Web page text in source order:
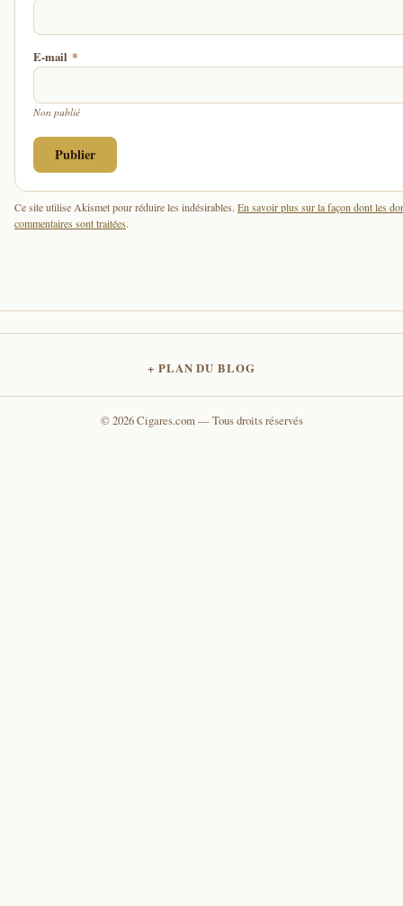
E-mail *
Non publié
Ce site utilise Akismet pour réduire les indésirables. En savoir plus sur la façon dont les
commentaires sont traitées.
PLAN DU BLOG
© 2026 Cigares.com — Tous droits réservés